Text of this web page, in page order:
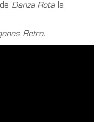
Danza Rota la
Retro.